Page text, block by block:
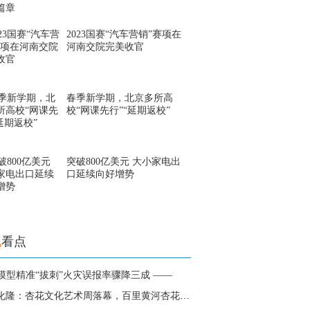
2023国赛“汽车营销”赛项在
河南交院完美收官
春季新学期，北京多所高
校“网课先行”“延期返校”
突破800亿美元 大小家电出
口延续向好增势
看点
型精准“拔刺”火灾误报率骤降三成 ——
青海化隆：杏花文化艺术周落幕，百里黄河杏花成经